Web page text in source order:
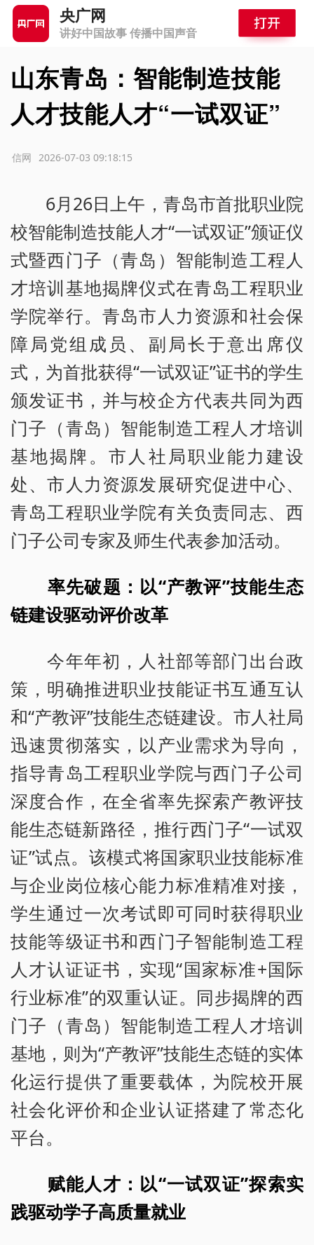
央广网
讲好中国故事 传播中国声音
山东青岛：智能制造技能
人才技能人才“一试双证”
2026-07-03 09:18:15
信网
6月26日上午，青岛市首批职业院
校智能制造技能人才“一试双证”颁证仪
式暨西门子（青岛）智能制造工程人
才培训基地揭牌仪式在青岛工程职业
学院举行。青岛市人力资源和社会保
障局党组成员、副局长于意出席仪
式，为首批获得“一试双证”证书的学生
颁发证书，并与校企方代表共同为西
门子（青岛）智能制造工程人才培训
基地揭牌。市人社局职业能力建设
处、市人力资源发展研究促进中心、
青岛工程职业学院有关负责同志、西
门子公司专家及师生代表参加活动。
率先破题：以“产教评”技能生态
链建设驱动评价改革
今年年初，人社部等部门出台政
策，明确推进职业技能证书互通互认
和“产教评”技能生态链建设。市人社局
迅速贯彻落实，以产业需求为导向，
指导青岛工程职业学院与西门子公司
深度合作，在全省率先探索产教评技
能生态链新路径，推行西门子“一试双
证”试点。该模式将国家职业技能标准
与企业岗位核心能力标准精准对接，
学生通过一次考试即可同时获得职业
技能等级证书和西门子智能制造工程
人才认证证书，实现“国家标准+国际
行业标准”的双重认证。同步揭牌的西
门子（青岛）智能制造工程人才培训
基地，则为“产教评”技能生态链的实体
化运行提供了重要载体，为院校开展
社会化评价和企业认证搭建了常态化
平台。
赋能人才：以“一试双证”探索实
践驱动学子高质量就业